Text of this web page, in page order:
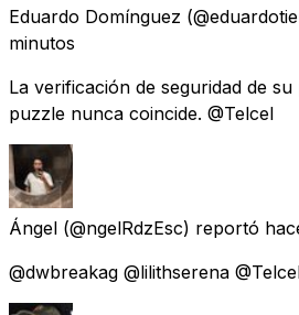
Eduardo Domínguez
minutos
La verificación de seguridad de
puzzle nunca coincide. @Telcel
Ángel (@ngelRdzEsc) reportó
@dwbreakag @lilithserena